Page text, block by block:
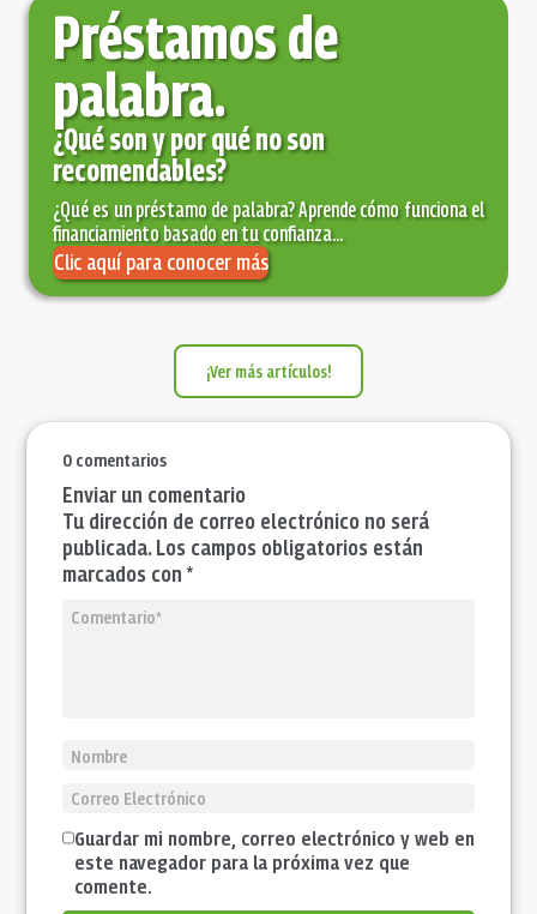
Préstamos de
palabra.
¿Qué son y por qué no son
recomendables?
¿Qué es un préstamo de palabra? Aprende cómo funciona el
financiamiento basado en tu confianza...
Clic aquí para conocer más
¡Ver más artículos!
0 comentarios
Enviar un comentario
Tu dirección de correo electrónico no será
publicada. Los campos obligatorios están
marcados con *
Guardar mi nombre, correo electrónico y web en
este navegador para la próxima vez que
comente.